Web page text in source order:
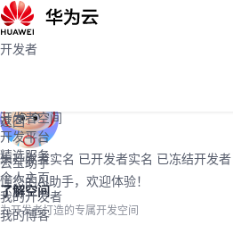
开发者空间
开发平台
精选服务
了解空间
为开发者打造的专属开发空间
开发者
返回
未开发者实名 已开发者实名 已冻结开发者
个人主页
我的开发者
我的博客
云宝助手
懂您的AI助手，欢迎体验！